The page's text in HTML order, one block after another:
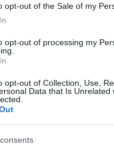
opt-out of the Sale of my
opt-out of processing my
opt-out of Collection, Use,
Data that Is